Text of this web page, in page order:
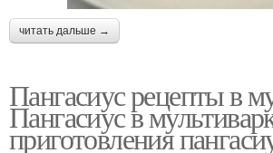
читать дальше →
Пангасиус рецепты в
Пангасиус в
приготовления